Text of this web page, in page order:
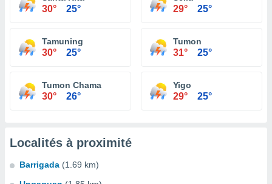
30° 25° 29° 25°
Tamuning
30° 25°
Tumon
31° 25°
Tumon Chama
30° 26°
Yigo
29° 25°
Localités à proximité
Barrigada (1.69 km)